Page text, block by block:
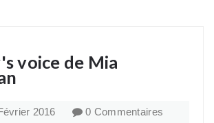
voice de Mia
2016 0 Commentaires